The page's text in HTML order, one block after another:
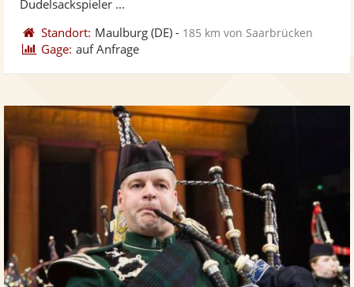
Dudelsackspieler ...
Standort: Maulburg (DE) - 185 km von Saarbrücken
Gage: auf Anfrage